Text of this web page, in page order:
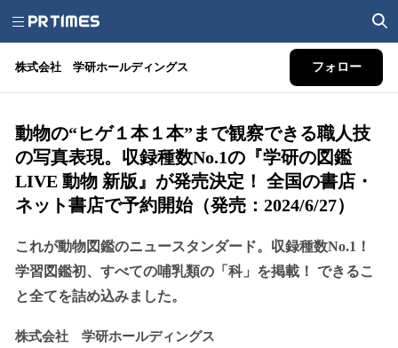
株式会社 学研ホールディングス フォロー
動物の“ヒゲ１本１本”まで観察できる職人技
の写真表現。収録種数No.1の『学研の図鑑
LIVE 動物 新版』が発売決定！ 全国の書店・
ネット書店で予約開始（発売：2024/6/27）
これが動物図鑑のニュースタンダード。収録種数No.1！
学習図鑑初、すべての哺乳類の「科」を掲載！ できるこ
と全てを詰め込みました。
株式会社 学研ホールディングス